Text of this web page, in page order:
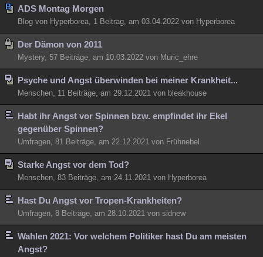
ADS Montag Morgen
Blog von Hyperborea, 1 Beitrag, am 03.04.2022 von Hyperborea
Der Dämon von 2011
Mystery, 57 Beiträge, am 10.03.2022 von Muric_ehre
Psyche und Angst überwinden bei meiner Krankheit...
Menschen, 11 Beiträge, am 29.12.2021 von bleakhouse
Habt ihr Angst vor Spinnen bzw. empfindet ihr Ekel
gegenüber Spinnen?
Umfragen, 81 Beiträge, am 22.12.2021 von Frühnebel
Starke Angst vor dem Tod?
Menschen, 83 Beiträge, am 24.11.2021 von Hyperborea
Hast Du Angst vor Tropen-Krankheiten?
Umfragen, 8 Beiträge, am 28.10.2021 von sidnew
Wahlen 2021: Vor welchem Politiker hast Du am meisten
Angst?